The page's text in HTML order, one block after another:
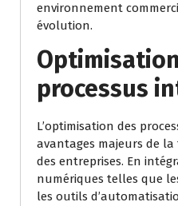
environnement
évolution.
processus
L’optimisation des
avantages majeurs de
des entreprises. En
numériques telles que
les outils